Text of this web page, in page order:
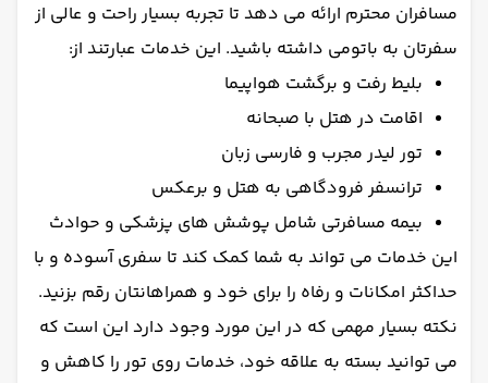
مسافران محترم ارائه می دهد تا تجربه بسیار راحت و عالی از
سفرتان به باتومی داشته باشید. این خدمات عبارتند از:
بلیط رفت و برگشت هواپیما
اقامت در هتل با صبحانه
تور لیدر مجرب و فارسی زبان
ترانسفر فرودگاهی به هتل و برعکس
بیمه مسافرتی شامل پوشش های پزشکی و حوادث
این خدمات می تواند به شما کمک کند تا سفری آسوده و با
حداکثر امکانات و رفاه را برای خود و همراهانتان رقم بزنید.
نکته بسیار مهمی که در این مورد وجود دارد این است که
می توانید بسته به علاقه خود، خدمات روی تور را کاهش و